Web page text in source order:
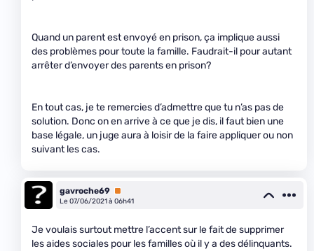
Quand un parent est envoyé en prison, ça implique aussi
des problèmes pour toute la famille. Faudrait-il pour autant
arrêter d’envoyer des parents en prison?
En tout cas, je te remercies d’admettre que tu n’as pas de
solution. Donc on en arrive à ce que je dis, il faut bien une
base légale, un juge aura à loisir de la faire appliquer ou non
suivant les cas.
gavroche69 Premium
Le 07/06/2021 à 06h41
Je voulais surtout mettre l’accent sur le fait de supprimer
les aides sociales pour les familles où il y a des délinquants.